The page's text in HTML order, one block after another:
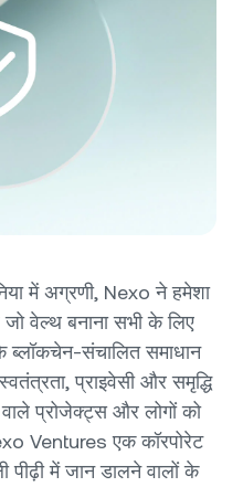
में अग्रणी, Nexo ने हमेशा
वेल्थ बनाना सभी के लिए
ब्लॉकचेन-संचालित समाधान
प्राइवेसी और समृद्धि
प्रोजेक्ट्स और लोगों को
Ventures एक कॉरपोरेट
पीढ़ी में जान डालने वालों के